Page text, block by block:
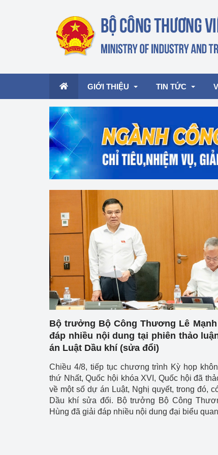
GIỚI THIỆU
Lãnh đạo Bộ
Chức năng nhiệm vụ
Cơ cấu tổ chức
TIN TỨC
Hoạt động
Giải thưởng
mại, Dịch vụ Việt
Công Thương 57
Hoạt động của
Công Thương -
Chuyển đổi số
Lịch sử phát triển
Bản tin Thị
Phát triển nguồn
Phát triển bền
Tổ chức kiểm
Văn hóa ngành
Tái cơ cấu ngành
Sử dụng năng
Bộ trưởng Bộ Công Thương Lê
đáp nhiều nội dung tại phiên thảo
án Luật Dầu khí (sửa đổi)
Chiều 4/8, tiếp tục chương trình Kỳ họp
thứ Nhất, Quốc hội khóa XVI, Quốc hội đã
về một số dự án Luật, Nghị quyết, trong đó,
Dầu khí sửa đổi. Bộ trưởng Bộ Công
Hùng đã giải đáp nhiều nội dung đại biểu